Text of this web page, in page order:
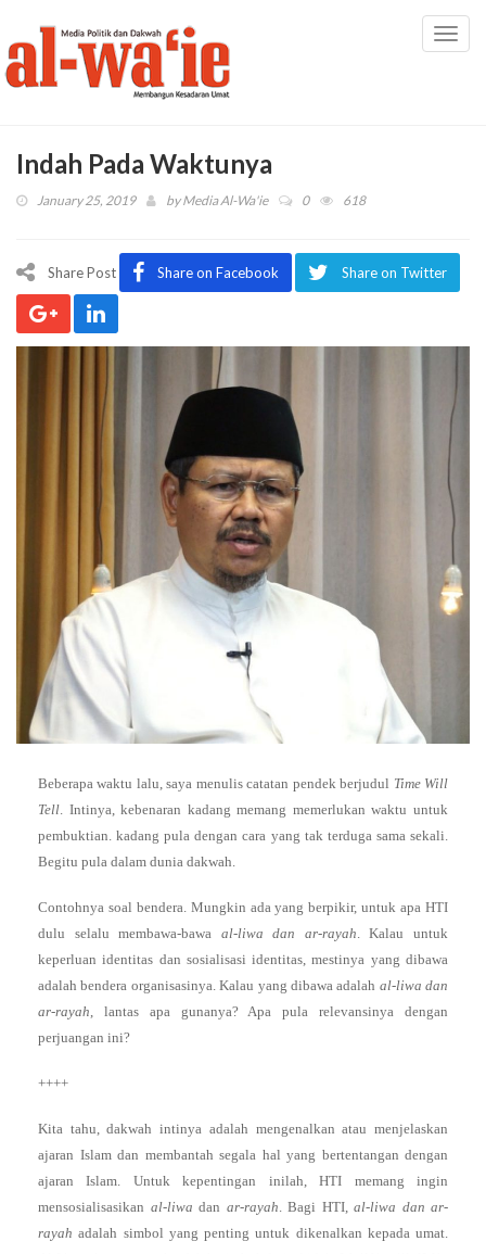
Indah Pada Waktunya
January 25, 2019 byMedia Al-Wa'ie 0 618
Share Post Share on Facebook Share on Twitter
Beberapa waktu lalu, saya menulis catatan pendek berjudul Time Will
Tell. Intinya, kebenaran kadang memang memerlukan waktu untuk
pembuktian. kadang pula dengan cara yang tak terduga sama sekali.
Begitu pula dalam dunia dakwah.
Contohnya soal bendera. Mungkin ada yang berpikir, untuk apa HTI
dulu selalu membawa-bawa al-liwa dan ar-rayah. Kalau untuk
keperluan identitas dan sosialisasi identitas, mestinya yang dibawa
adalah bendera organisasinya. Kalau yang dibawa adalah al-liwa dan
ar-rayah, lantas apa gunanya? Apa pula relevansinya dengan
perjuangan ini?
++++
Kita tahu, dakwah intinya adalah mengenalkan atau menjelaskan
ajaran Islam dan membantah segala hal yang bertentangan dengan
ajaran Islam. Untuk kepentingan inilah, HTI memang ingin
mensosialisasikan al-liwa dan ar-rayah. Bagi HTI, al-liwa dan ar-
rayah adalah simbol yang penting untuk dikenalkan kepada umat.